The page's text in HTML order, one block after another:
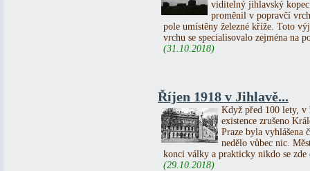
viditelný jihlavský
proměnil v popravčí
pole umístěny železné kříže. Toto
vrchu se specialisovalo zejména na
(31.10.2018)
Říjen 1918 v Jihlavě...
Když před 100 lety,
existence zrušeno
Praze byla vyhlášena
nedělo vůbec nic.
konci války a prakticky nikdo se zde
(29.10.2018)